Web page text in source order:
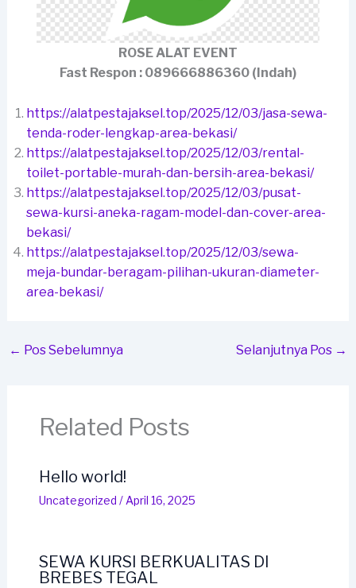
ROSE ALAT EVENT
Fast Respon : 089666886360 (Indah)
https://alatpestajaksel.top/2025/12/03/jasa-sewa-
tenda-roder-lengkap-area-bekasi/
https://alatpestajaksel.top/2025/12/03/rental-
toilet-portable-murah-dan-bersih-area-bekasi/
https://alatpestajaksel.top/2025/12/03/pusat-
sewa-kursi-aneka-ragam-model-dan-cover-area-
bekasi/
https://alatpestajaksel.top/2025/12/03/sewa-
meja-bundar-beragam-pilihan-ukuran-diameter-
area-bekasi/
← Pos Sebelumnya Selanjutnya Pos →
Related Posts
Hello world!
Uncategorized / April 16, 2025
SEWA KURSI BERKUALITAS DI
BREBES TEGAL